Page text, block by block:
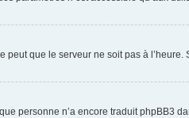
que le serveur ne soit pas à
personne n’a encore traduit phpBB3